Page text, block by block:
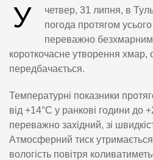
У
четвер, 31 липня, в
погода протягом
переважно
короткочасне утворення хмар,
передбачається.
Температурні показники
від +14°C у ранкові години до
переважно західний, зі
Атмосферний тиск утримається
вологість повітря